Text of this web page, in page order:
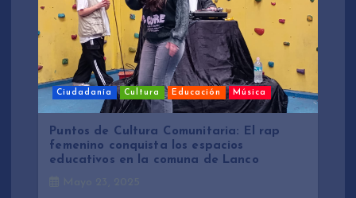
Ciudadanía Cultura Educación Música
Puntos de Cultura Comunitaria: El rap
femenino conquista los espacios
educativos en la comuna de Lanco